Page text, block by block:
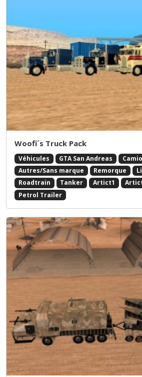
Woofi´s Truck Pack
Véhicules GTA San Andreas
Autres/Sans marque
Remorque
Roadtrain
Tanker Artict1
Petrol Trailer